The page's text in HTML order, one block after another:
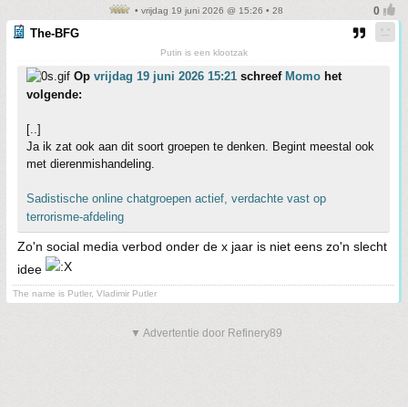
• vrijdag 19 juni 2026 @ 15:26 • 28
The-BFG
Putin is een klootzak
Op vrijdag 19 juni 2026 15:21 schreef Momo het
volgende:
[..]
Ja ik zat ook aan dit soort groepen te denken. Begint meestal ook
met dierenmishandeling.
Sadistische online chatgroepen actief, verdachte vast op
terrorisme-afdeling
Zo'n social media verbod onder de x jaar is niet eens zo'n slecht
idee
The name is Putler, Vladimir Putler
▼ Advertentie door Refinery89